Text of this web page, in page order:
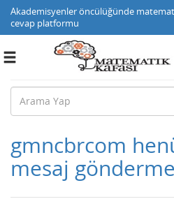
Akademisyenler öncülüğünde
cevap platformu
Toggle
gmncbrcom
mesaj